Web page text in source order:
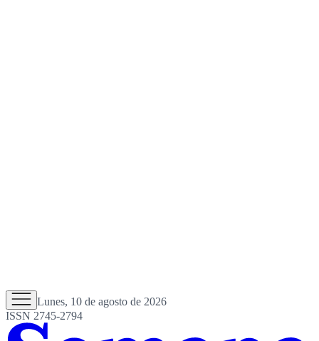
Lunes, 10 de agosto de 2026
ISSN 2745-2794